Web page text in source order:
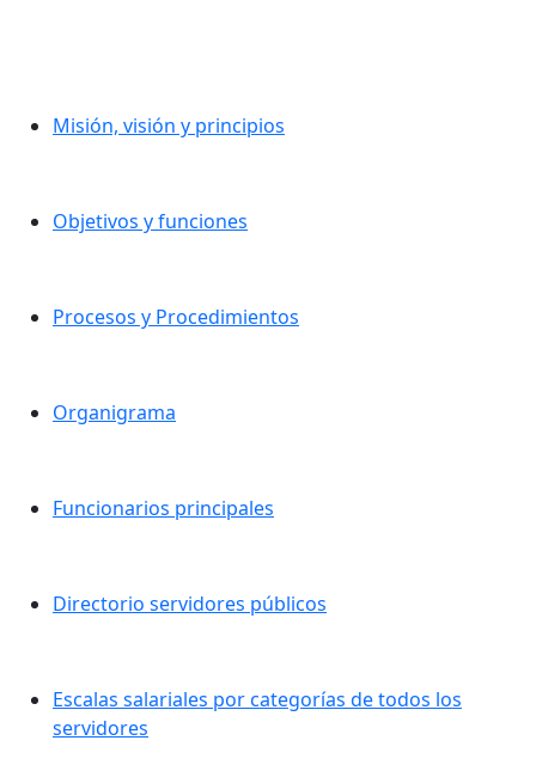
Misión, visión y principios
Objetivos y funciones
Procesos y Procedimientos
Organigrama
Funcionarios principales
Directorio servidores públicos
Escalas salariales por categorías de todos los
servidores